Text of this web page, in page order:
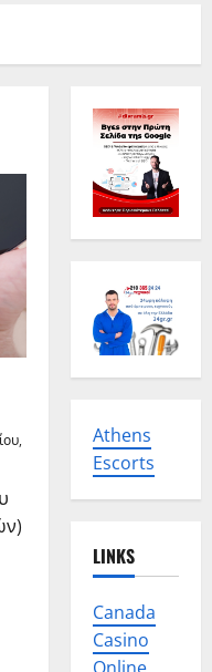
Athens
Escorts
LINKS
Canada
Casino